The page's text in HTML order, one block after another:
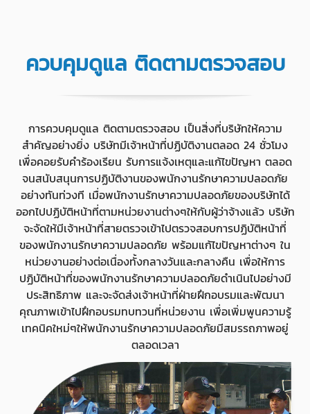
ควบคุมดูแล ติดตามตรวจสอบ
การควบคุมดูแล ติดตามตรวจสอบ เป็นสิ่งที่บริษัทให้ความ
สำคัญอย่างยิ่ง บริษัทมีเจ้าหน้าที่ปฏิบัติงานตลอด 24 ชั่วโมง
เพื่อคอยรับคำร้องเรียน รับการแจ้งเหตุและแก้ไขปัญหา ตลอด
จนสนับสนุนการปฏิบัติงานของพนักงานรักษาความปลอดภัย
อย่างทันท่วงที เมื่อพนักงานรักษาความปลอดภัยของบริษัทได้
ออกไปปฏิบัติหน้าที่ตามหน่วยงานต่างๆให้กับผู้ว่าจ้างแล้ว บริษัท
จะจัดให้มีเจ้าหน้าที่สายตรวจเข้าไปตรวจสอบการปฏิบัติหน้าที่
ของพนักงานรักษาความปลอดภัย พร้อมแก้ไขปัญหาต่างๆ ใน
หน่วยงานอย่างต่อเนื่องทั้งกลางวันและกลางคืน เพื่อให้การ
ปฏิบัติหน้าที่ของพนักงานรักษาความปลอดภัยดำเนินไปอย่างมี
ประสิทธิภาพ และจะจัดส่งเจ้าหน้าที่ฝ่ายฝึกอบรมและพัฒนา
คุณภาพเข้าไปฝึกอบรมทบทวนที่หน่วยงาน เพื่อเพิ่มพูนความรู้
เทคนิคใหม่ๆให้พนักงานรักษาความปลอดภัยมีสมรรถภาพอยู่
ตลอดเวลา